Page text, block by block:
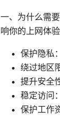
一、为什么需
响你的上网体
保护隐私
绕过地区
提升安全
稳定访问
保护工作